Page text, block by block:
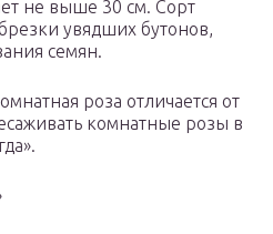
не выше 30 см. Сорт
увядших бутонов,
семян.
роза отличается от
комнатные розы в